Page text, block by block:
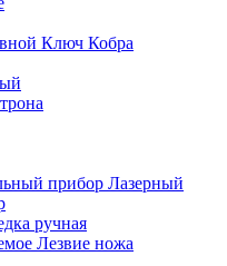
Ключ Кобра
Лазерный
ручная
Лезвие ножа